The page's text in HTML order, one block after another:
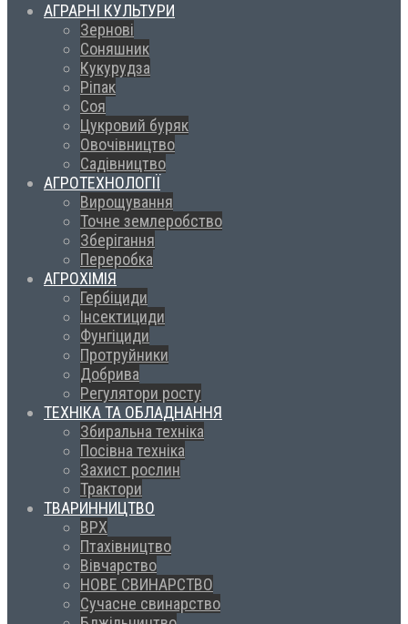
АГРАРНІ КУЛЬТУРИ
Зернові
Соняшник
Кукурудза
Ріпак
Соя
Цукровий буряк
Овочівництво
Садівництво
АГРОТЕХНОЛОГІЇ
Вирощування
Точне землеробство
Зберігання
Переробка
АГРОХІМІЯ
Гербіциди
Інсектициди
Фунгіциди
Протруйники
Добрива
Регулятори росту
ТЕХНІКА ТА ОБЛАДНАННЯ
Збиральна техніка
Посівна техніка
Захист рослин
Трактори
ТВАРИННИЦТВО
ВРХ
Птахівництво
Вівчарство
НОВЕ СВИНАРСТВО
Сучасне свинарство